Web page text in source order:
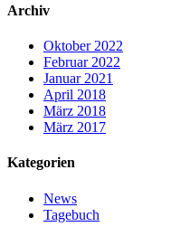
Archiv
Oktober 2022
Februar 2022
Januar 2021
April 2018
März 2018
März 2017
Kategorien
News
Tagebuch